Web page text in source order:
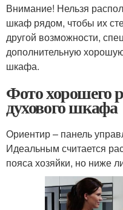
Внимание! Нельзя
шкаф рядом, чтобы их
другой возможности,
дополнительную
шкафа.
Фото хорошего
духового шкафа
Ориентир – панель
Идеальным считается
пояса хозяйки, но ниже